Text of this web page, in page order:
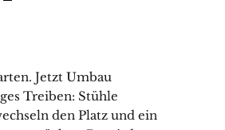
Jetzt Umbau
Treiben: Stühle
den Platz und ein